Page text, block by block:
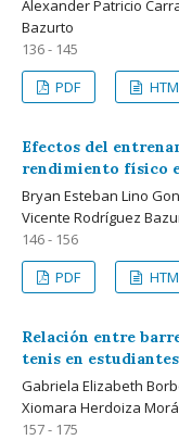
Alexander Patricio
Bazurto
136 - 145
PDF
Efectos del
rendimiento físico
Bryan Esteban Lino
Vicente Rodríguez
146 - 156
PDF
Relación entre
tenis en
Gabriela Elizabeth
Xiomara Herdoiza
157 - 175